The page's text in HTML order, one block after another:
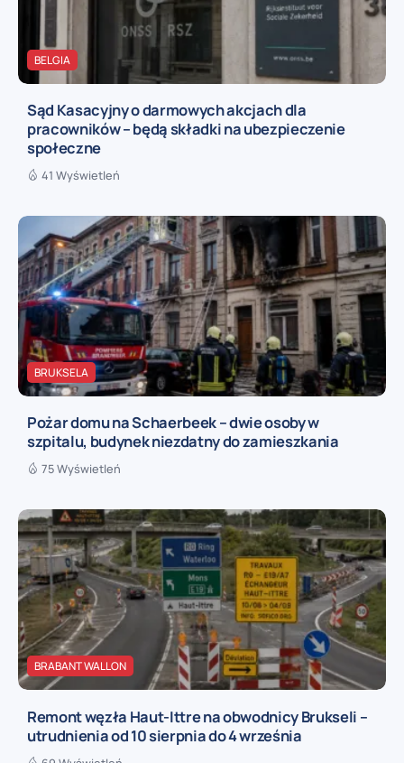
BELGIA
Sąd Kasacyjny o darmowych akcjach dla
pracowników – będą składki na ubezpieczenie
społeczne
41 Wyświetleń
BRUKSELA
Pożar domu na Schaerbeek – dwie osoby w
szpitalu, budynek niezdatny do zamieszkania
75 Wyświetleń
BRABANT WALLON
Remont węzła Haut-Ittre na obwodnicy Brukseli –
utrudnienia od 10 sierpnia do 4 września